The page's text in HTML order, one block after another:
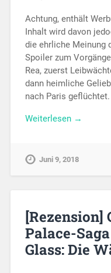
Achtung, enthält
Inhalt wird davon
die ehrliche Meinung
Spoiler zum
Rea, zuerst
dann heimliche
nach Paris
Weiterlesen →
Juni 9, 2018
[Rezension]
Palace-
Glass: Die